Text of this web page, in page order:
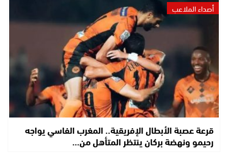
أصداء الملاعب
قرعة عصبة الأبطال الإفريقية.. المغرب الفاسي يواجه
رحيمو ونهضة بركان ينتظر المتأهل من…